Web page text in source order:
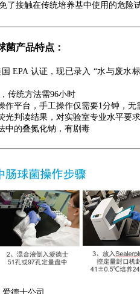
了接触在传统培养基中使用的危险
菌产品特点：
国 EPA 认证，现已录入 “水与废水
传统方法需96小时
作平台，手工操作仅需要1分钟，无
光判读结果，对实验室专业水平要
中的叠氮化钠，有剧毒